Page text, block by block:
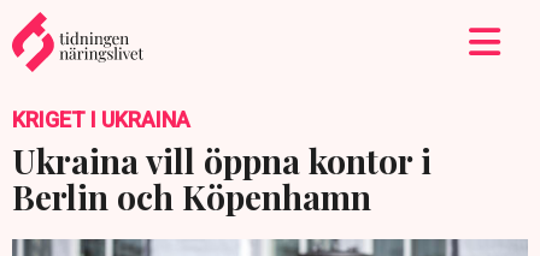
KRIGET I UKRAINA
Ukraina vill öppna kontor i
Berlin och Köpenhamn